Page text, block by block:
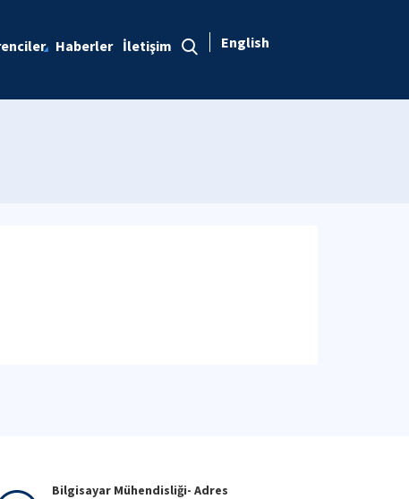
Haberler İletişim English
Bilgisayar Mühendisliği- Adres